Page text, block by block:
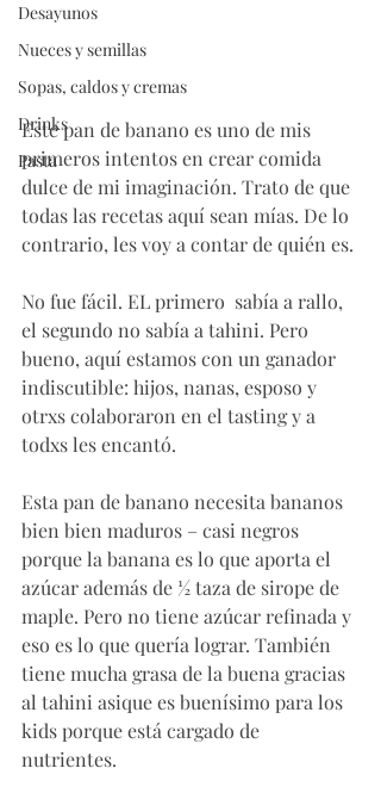
Desayunos
Nueces y semillas
Sopas, caldos y cremas
Drinks
Pasta
Este pan de banano es uno de mis
primeros intentos en crear comida
dulce de mi imaginación. Trato de que
todas las recetas aquí sean mías. De lo
contrario, les voy a contar de quién es.
No fue fácil. EL primero  sabía a rallo,
el segundo no sabía a tahini. Pero
bueno, aquí estamos con un ganador
indiscutible: hijos, nanas, esposo y
otrxs colaboraron en el tasting y a
todxs les encantó.
Esta pan de banano necesita bananos
bien bien maduros – casi negros
porque la banana es lo que aporta el
azúcar además de ½ taza de sirope de
maple. Pero no tiene azúcar refinada y
eso es lo que quería lograr. También
tiene mucha grasa de la buena gracias
al tahini asique es buenísimo para los
kids porque está cargado de
nutrientes.